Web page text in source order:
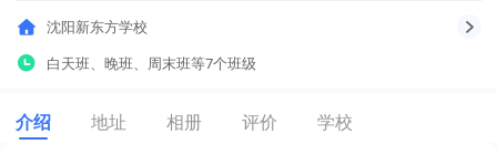
沈阳新东方学校
白天班
晚班 周末班等7个班级
介绍 地址 相册 评价 学校